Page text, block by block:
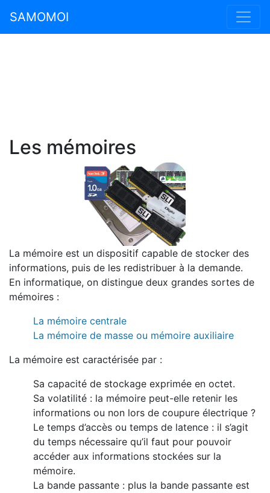
SAMOMOI
Les mémoires
La mémoire est un dispositif capable de stocker des
informations, puis de les redistribuer à la demande.
En informatique, on distingue deux grandes sortes de
mémoires :
La mémoire centrale
La mémoire de masse ou mémoire auxiliaire
La mémoire est caractérisée par :
Sa capacité de stockage exprimée en octet.
Sa volatilité : la mémoire peut-elle retenir les
informations ou non lors de coupure électrique ?
Le temps d’accès ou temps de latence : il s’agit
du temps nécessaire qu’il faut pour pouvoir
accéder aux informations stockées sur la
mémoire.
La bande passante : plus la bande passante est